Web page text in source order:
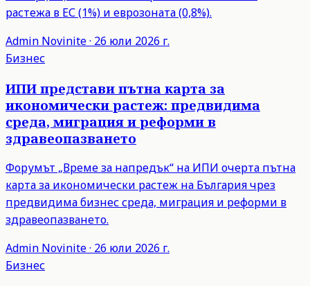
растежа в ЕС (1%) и еврозоната (0,8%).
Admin Novinite· 26 юли 2026 г.
Бизнес
ИПИ представи пътна карта за
икономически растеж: предвидима
среда, миграция и реформи в
здравеопазването
Форумът „Време за напредък“ на ИПИ очерта пътна
карта за икономически растеж на България чрез
предвидима бизнес среда, миграция и реформи в
здравеопазването.
Admin Novinite· 26 юли 2026 г.
Бизнес